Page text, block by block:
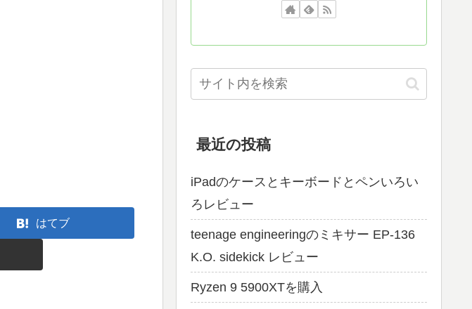
はてブ
最近の投稿
iPadのケースとキーボードとペンいろい
ろレビュー
teenage engineeringのミキサー EP-136
K.O. sidekick レビュー
Ryzen 9 5900XTを購入